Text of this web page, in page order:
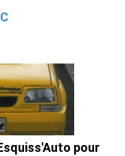
pour